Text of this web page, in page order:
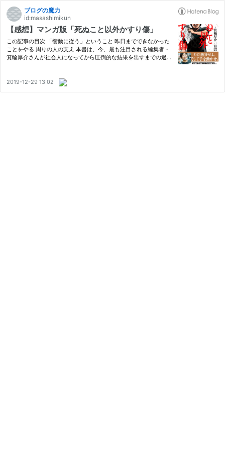
ブログの魔力
id:masashimikun
【感想】マンガ版「死ぬこと以外かすり傷」
この記事の目次 「衝動に従う」ということ 昨日までできなかった
ことをやる 周りの人の支え 本書は、今、最も注目される編集者・
箕輪厚介さんが社会人になってから圧倒的な結果を出すまでの過程
2019-12-29 13:02